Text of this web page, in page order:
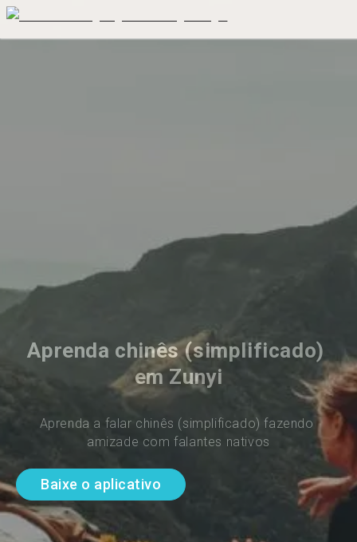
Aprenda chinês (simplificado)
em Zunyi
Aprenda a falar chinês (simplificado) fazendo
amizade com falantes nativos
Baixe o aplicativo